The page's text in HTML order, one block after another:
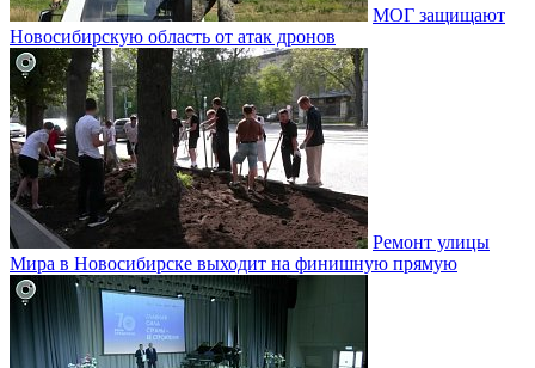
МОГ защищают
Новосибирскую область от атак дронов
Ремонт улицы
Мира в Новосибирске выходит на финишную прямую